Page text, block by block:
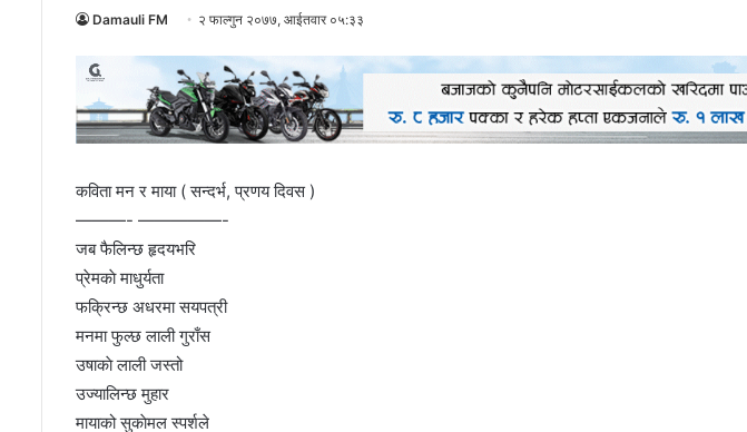
Damauli FM २ फाल्गुन २०७७, आईतवार ०५:३३
कविता मन र माया ( सन्दर्भ, प्रणय दिवस )
———- —————-
जब फैलिन्छ हृदयभरि
प्रेमकाे माधुर्यता
फक्रिन्छ अधरमा सयपत्री
मनमा फुल्छ लाली गुराँस
उषाकाे लाली जस्तो
उज्यालिन्छ मुहार
मायाको सुकाेमल स्पर्शले